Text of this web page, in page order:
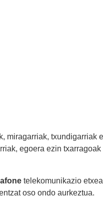
miragarriak, txundigarriak
egoera ezin
telekomunikazio
oso ondo aurkeztua.